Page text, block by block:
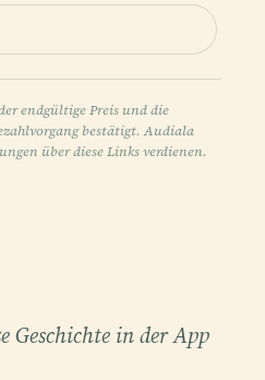
endgültige Preis und die
bestätigt. Audiala
über diese Links verdienen.
Geschichte in der App